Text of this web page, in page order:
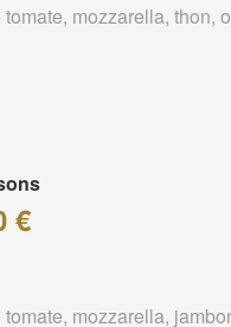
mozzarella, thon,
€
mozzarella,